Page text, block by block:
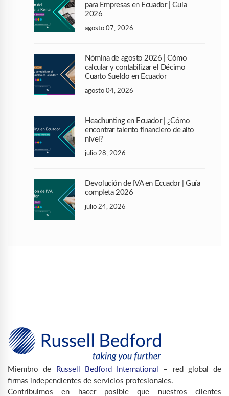
para Empresas en Ecuador | Guía
2026
agosto 07, 2026
Nómina de agosto 2026 | Cómo
calcular y contabilizar el Décimo
Cuarto Sueldo en Ecuador
agosto 04, 2026
Headhunting en Ecuador | ¿Cómo
encontrar talento financiero de alto
nivel?
julio 28, 2026
Devolución de IVA en Ecuador | Guía
completa 2026
julio 24, 2026
Miembro de Russell Bedford International – red global de
firmas independientes de servicios profesionales.
Contribuimos en hacer posible que nuestros clientes